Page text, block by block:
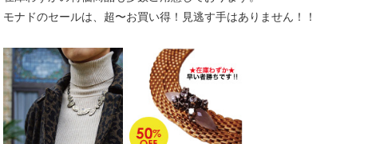
モナドのセールは、超〜お買い得！見逃す手はありません！！